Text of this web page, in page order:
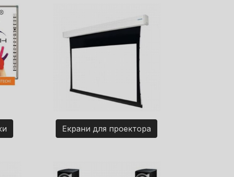
Екрани для проектора